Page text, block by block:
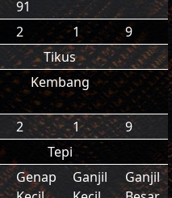
91
2 1
9
Tikus
Kembang
2 1
9
Tepi
Genap
Ganjil
Ganjil